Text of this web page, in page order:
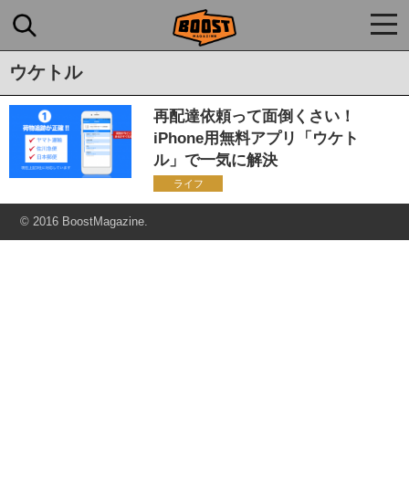
ウケトル
再配達依頼って面倒くさい！
iPhone用無料アプリ「ウケト
ル」で一気に解決
ライフ
© 2016 BoostMagazine.